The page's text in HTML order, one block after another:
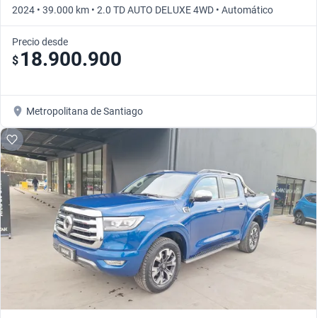
2024 • 39.000 km • 2.0 TD AUTO DELUXE 4WD • Automático
Precio desde
$ 18.900.900
Metropolitana de Santiago